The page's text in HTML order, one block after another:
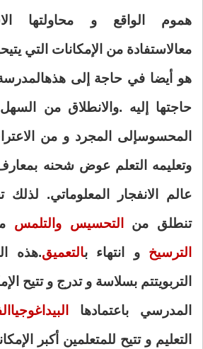
هموم الواقع و محاولتها
معالاستفادة من الإمكانات التي
هو أيضا في حاجة إلى هذه
حاجتها إليه .والانطلاق من
المحسوسإلى المجرد و من
وتعليمه التعلم عوض شحنه
عالم الانفجار المعلوماتي.
تنطلق من
التحسيس و التلمس
الترسيخ و انتهاء بالتعميق.هذه
التربويتتم بسلاسة و تدرج و تتيح
المدرسي باعتمادها
البيداغوجيا
التعليم و تتيح للمتعلمين أكبر